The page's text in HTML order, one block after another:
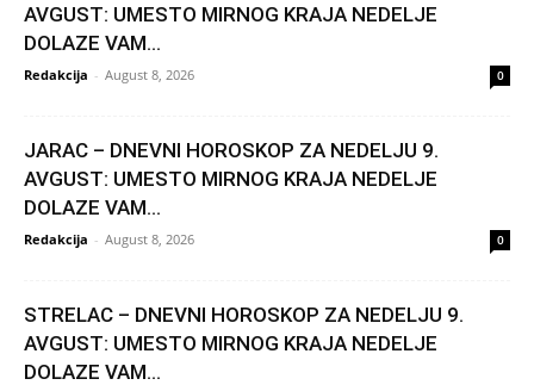
AVGUST: UMESTO MIRNOG KRAJA NEDELJE
DOLAZE VAM...
Redakcija - August 8, 2026 0
JARAC – DNEVNI HOROSKOP ZA NEDELJU 9.
AVGUST: UMESTO MIRNOG KRAJA NEDELJE
DOLAZE VAM...
Redakcija - August 8, 2026 0
STRELAC – DNEVNI HOROSKOP ZA NEDELJU 9.
AVGUST: UMESTO MIRNOG KRAJA NEDELJE
DOLAZE VAM...